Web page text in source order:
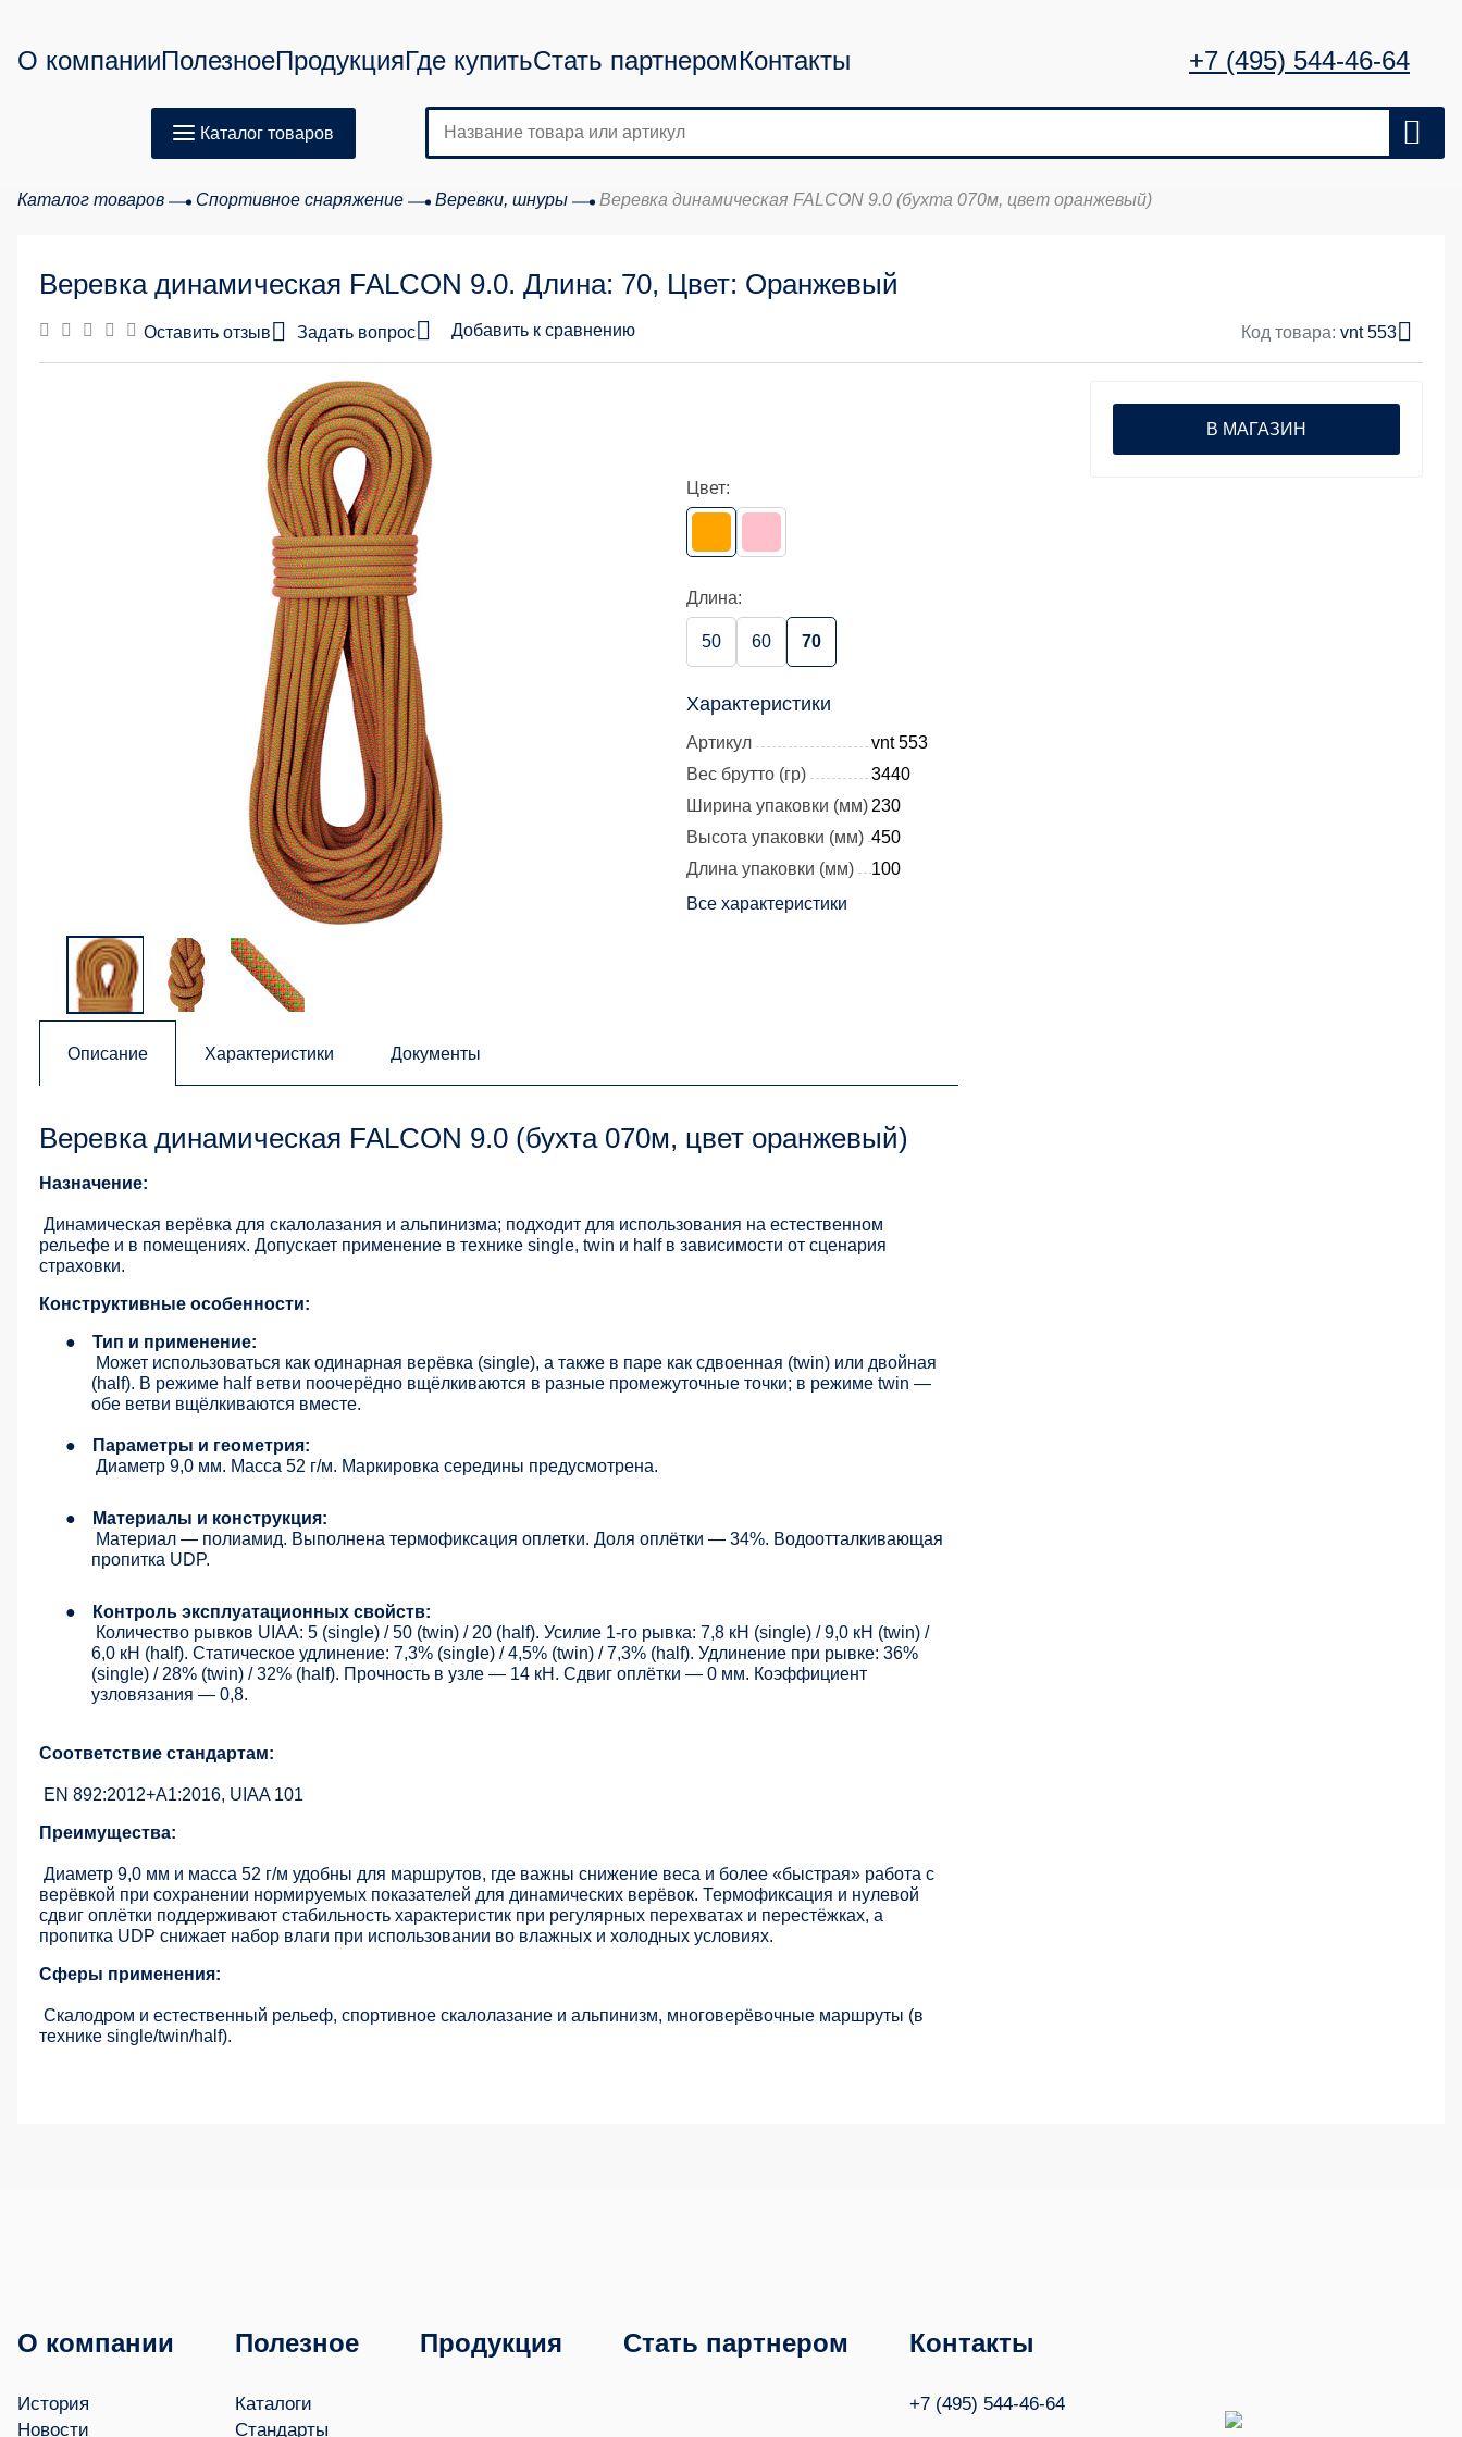
О компанииПолезноеПродукцияГде купитьСтать партнеромКонтакты +7 (495) 544-46-64
Каталог товаров
Каталог товаров Спортивное снаряжение Веревки, шнуры Веревка динамическая FALCON 9.0 (бухта 070м, цвет оранжевый)
Веревка динамическая FALCON 9.0. Длина: 70, Цвет: Оранжевый
Оставить отзыв Задать вопрос Добавить к сравнению Код товара: vnt 553
Цвет:
Длина:
50 60 70
Характеристики
Артикул
vnt 553
Вес брутто (гр)
3440
Ширина упаковки (мм) 230
Высота упаковки (мм) 450
Длина упаковки (мм)
100
Все характеристики
В МАГАЗИН
Описание Характеристики Документы
Веревка динамическая FALCON 9.0 (бухта 070м, цвет оранжевый)
Назначение:
Динамическая верёвка для скалолазания и альпинизма; подходит для использования на естественном
рельефе и в помещениях. Допускает применение в технике single, twin и half в зависимости от сценария
страховки.
Конструктивные особенности:
●
Тип и применение:
Может использоваться как одинарная верёвка (single), а также в паре как сдвоенная (twin) или двойная
(half). В режиме half ветви поочерёдно вщёлкиваются в разные промежуточные точки; в режиме twin —
обе ветви вщёлкиваются вместе.
●
Параметры и геометрия:
Диаметр 9,0 мм. Масса 52 г/м. Маркировка середины предусмотрена.
●
Материалы и конструкция:
Материал — полиамид. Выполнена термофиксация оплетки. Доля оплётки — 34%. Водоотталкивающая
пропитка UDP.
●
Контроль эксплуатационных свойств:
Количество рывков UIAA: 5 (single) / 50 (twin) / 20 (half). Усилие 1-го рывка: 7,8 кН (single) / 9,0 кН (twin) /
6,0 кН (half). Статическое удлинение: 7,3% (single) / 4,5% (twin) / 7,3% (half). Удлинение при рывке: 36%
(single) / 28% (twin) / 32% (half). Прочность в узле — 14 кН. Сдвиг оплётки — 0 мм. Коэффициент
узловязания — 0,8.
Соответствие стандартам:
EN 892:2012+A1:2016, UIAA 101
Преимущества:
Диаметр 9,0 мм и масса 52 г/м удобны для маршрутов, где важны снижение веса и более «быстрая» работа с
верёвкой при сохранении нормируемых показателей для динамических верёвок. Термофиксация и нулевой
сдвиг оплётки поддерживают стабильность характеристик при регулярных перехватах и перестёжках, а
пропитка UDP снижает набор влаги при использовании во влажных и холодных условиях.
Сферы применения:
Скалодром и естественный рельеф, спортивное скалолазание и альпинизм, многоверёвочные маршруты (в
технике single/twin/half).
О компании
История
Новости
Полезное
Каталоги
Стандарты
Продукция Стать партнером Контакты
+7 (495) 544-46-64